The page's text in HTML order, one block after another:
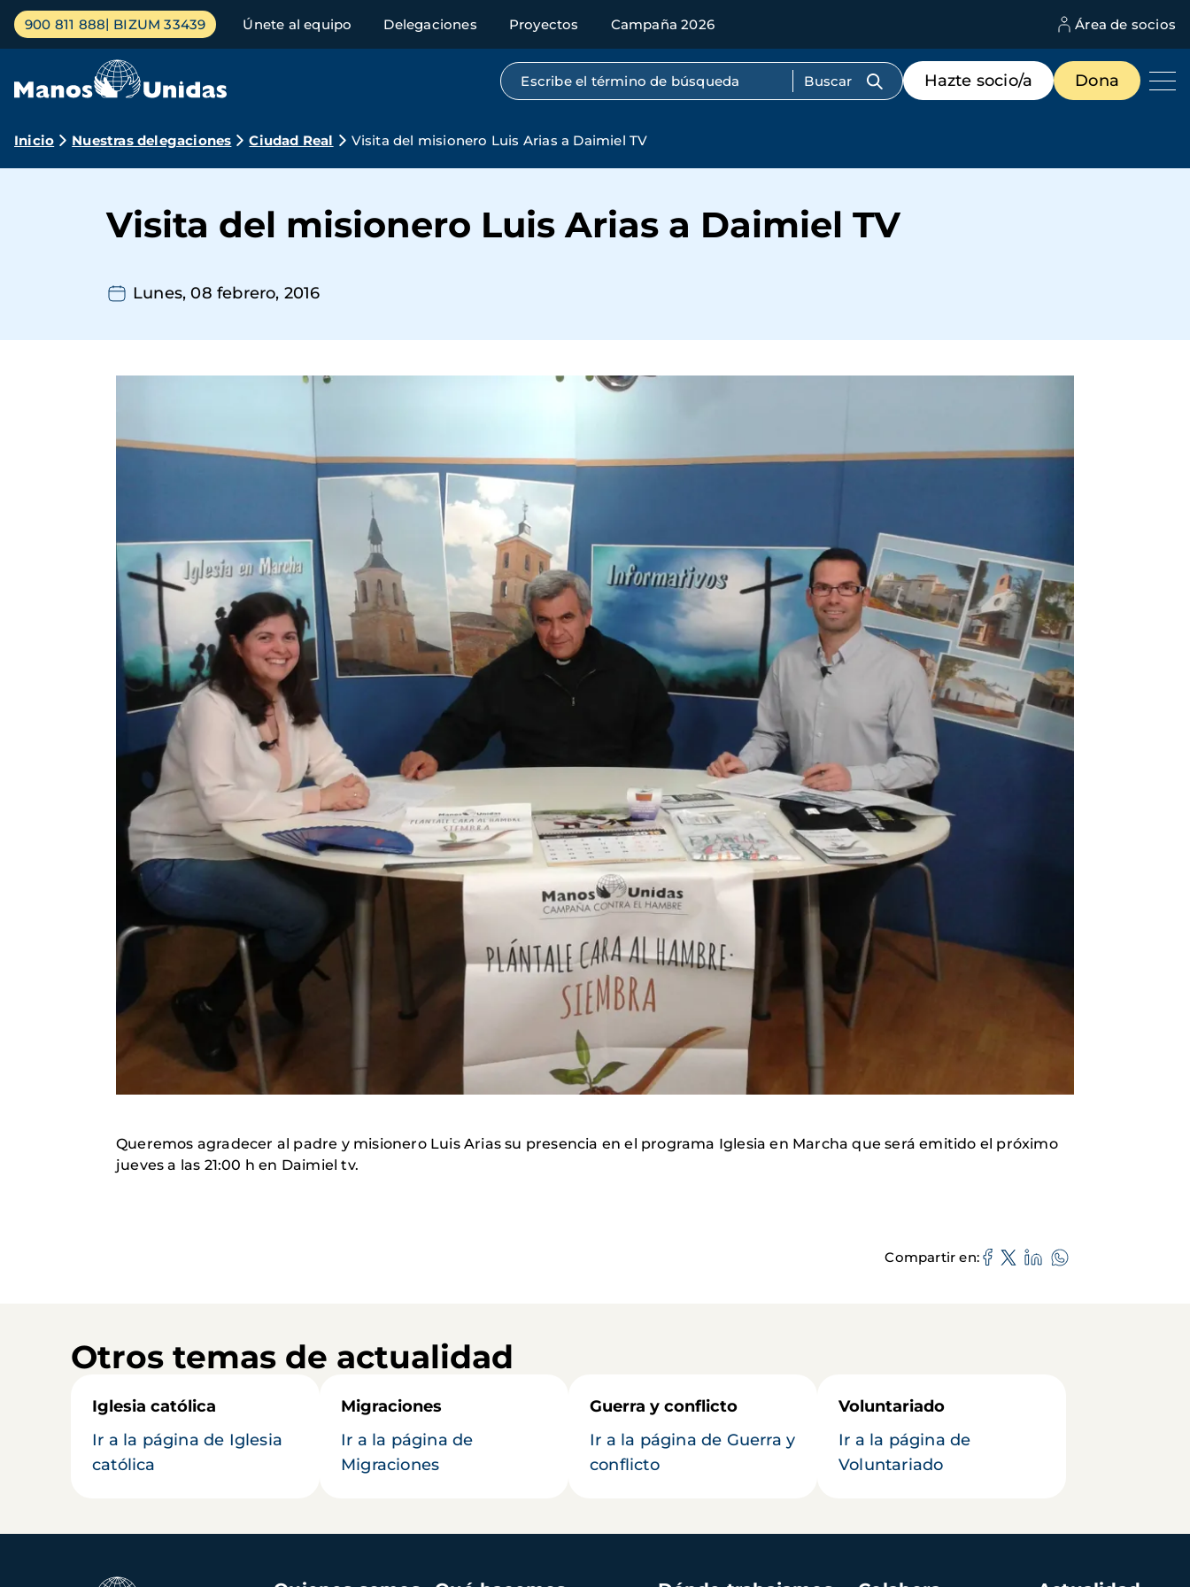
Pasar
contenido
Menú
principal
900 811 888 BIZUM 33439 Únete al equipo Delegaciones Proyectos Campaña 2026 Área de socios
Búsqueda por texto completo
Menú
de
destacados
Hazte socio/a Dona
Ruta
navegación
Inicio Nuestras delegaciones Ciudad Real Visita del misionero Luis Arias a Daimiel TV
Visita del misionero Luis Arias a Daimiel TV
Lunes, 08 febrero, 2016
Queremos agradecer al padre y misionero Luis Arias su presencia en el programa Iglesia en Marcha que será emitido el próximo
jueves a las 21:00 h en Daimiel tv.
Compartir en
Otros temas de actualidad
Iglesia católica
Ir a la página de Iglesia
católica
Migraciones
Ir a la página de
Migraciones
Guerra y conflicto
Ir a la página de Guerra y
conflicto
Voluntariado
Ir a la página de
Voluntariado